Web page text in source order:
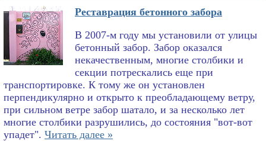
Реставрация бетонного забора
В 2007-м году мы установили от улицы
бетонный забор. Забор оказался
некачественным, многие столбики и
секции потрескались еще при
транспортировке. К тому же он установлен
перпендикулярно и открыто к преобладающему ветру,
при сильном ветре забор шатало, и за несколько лет
многие столбики разрушились, до состояния "вот-вот
упадет". Читать далее »